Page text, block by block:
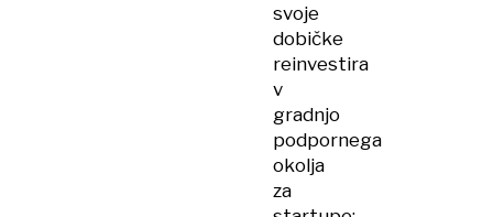
svoje
dobičke
reinvestira
v
gradnjo
podpornega
okolja
za